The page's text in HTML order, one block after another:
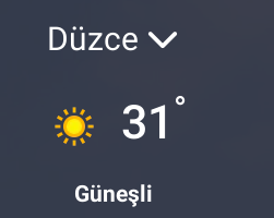
Düzce
31 °
Güneşli